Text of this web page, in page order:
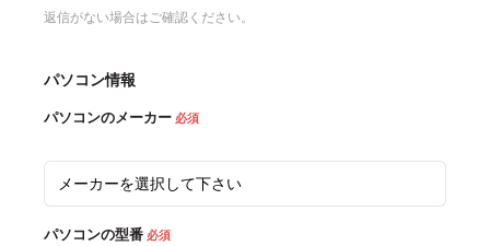
返信がない場合はご確認ください。
パソコン情報
パソコンのメーカー 必須
パソコンの型番 必須